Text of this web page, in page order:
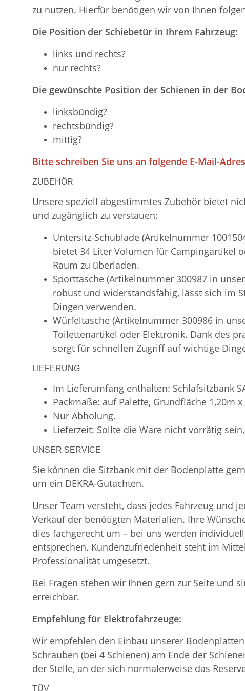
zu nutzen. Hierfür benötigen wir von Ihnen
Die Position der Schiebetür in Ihrem Fahrzeug:
links und rechts?
nur rechts?
Die gewünschte Position der Schienen in der
linksbündig?
rechtsbündig?
mittig?
Bitte schreiben Sie uns an folgende E-Mail-
ZUBEHÖR
Unsere speziell abgestimmtes Zubehör bietet
und zugänglich zu verstauen:
Untersitz-Schublade (Artikelnummer
bietet 34 Liter Volumen für Campingartikel
Raum zu überladen.
Sporttasche (Artikelnummer 300987 in
robust und widerstandsfähig, lässt sich im
Dingen verwenden.
Würfeltasche (Artikelnummer 300986 in
Toilettenartikel oder Elektronik. Dank des
sorgt für schnellen Zugriff auf wichtige
LIEFERUNG
Im Lieferumfang enthalten: Schlafsitzbank
Packmaße: auf Palette, Grundfläche 1,20m
Nur Abholung.
Lieferzeit: Sollte die Ware nicht vorrätig
UNSER SERVICE
Sie können die Sitzbank mit der Bodenplatte
um ein DEKRA-Gutachten.
Unser Team versteht, dass jedes Fahrzeug und
Verkauf der benötigten Materialien. Ihre
dies fachgerecht um – bei uns werden
entsprechen. Kundenzufriedenheit steht im
Professionalität umgesetzt.
Bei Fragen stehen wir Ihnen gern zur Seite und
erreichbar.
Empfehlung für Elektrofahrzeuge:
Wir empfehlen den Einbau unserer
Schrauben (bei 4 Schienen) am Ende der
der Stelle, an der sich normalerweise das
TÜV